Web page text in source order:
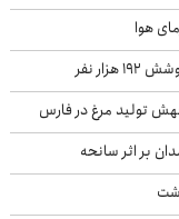
هوا
نفر
بر اثر سانحه